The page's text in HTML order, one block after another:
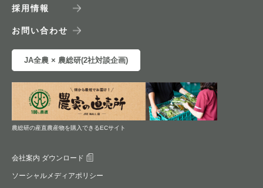
採用情報
お問い合わせ
JA全農 × 農総研(2社対談企画)
農総研の産直農産物を購入できるECサイト
会社案内 ダウンロード
ソーシャルメディアポリシー